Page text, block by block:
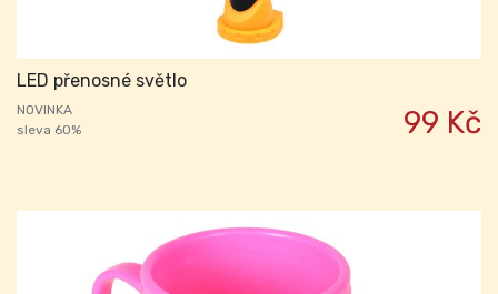
LED přenosné světlo
NOVINKA
sleva 60%
99 Kč